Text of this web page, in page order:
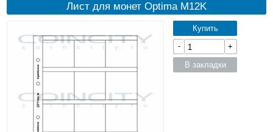
Лист для монет Optima M12K
Купить
-
+
В закладки